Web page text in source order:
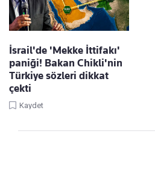
İsrail'de 'Mekke İttifakı'
paniği! Bakan Chikli'nin
Türkiye sözleri dikkat
çekti
Kaydet